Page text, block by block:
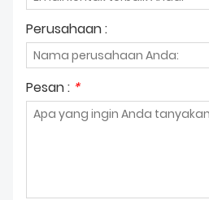
Perusahaan :
Pesan : *